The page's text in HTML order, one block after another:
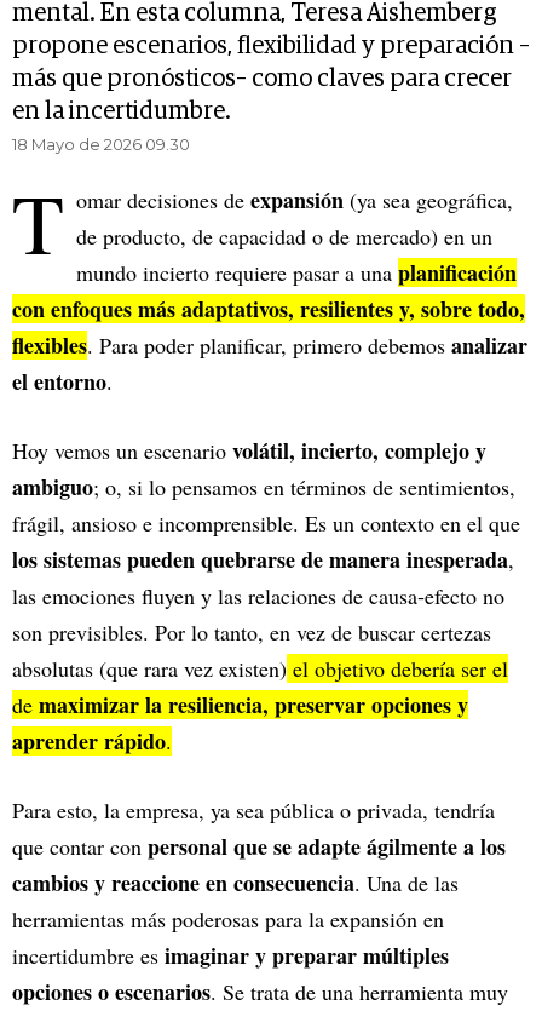
mental. En esta columna, Teresa Aishemberg
propone escenarios, flexibilidad y preparación –
más que pronósticos– como claves para crecer
en la incertidumbre.
18 Mayo de 2026 09.30
T omar decisiones de expansión (ya sea geográfica,
de producto, de capacidad o de mercado) en un
mundo incierto requiere pasar a una planificación
con enfoques más adaptativos, resilientes y, sobre todo,
flexibles. Para poder planificar, primero debemos analizar
el entorno.
Hoy vemos un escenario volátil, incierto, complejo y
ambiguo; o, si lo pensamos en términos de sentimientos,
frágil, ansioso e incomprensible. Es un contexto en el que
los sistemas pueden quebrarse de manera inesperada,
las emociones fluyen y las relaciones de causa‑efecto no
son previsibles. Por lo tanto, en vez de buscar certezas
absolutas (que rara vez existen) el objetivo debería ser el
de maximizar la resiliencia, preservar opciones y
aprender rápido.
Para esto, la empresa, ya sea pública o privada, tendría
que contar con personal que se adapte ágilmente a los
cambios y reaccione en consecuencia. Una de las
herramientas más poderosas para la expansión en
incertidumbre es imaginar y preparar múltiples
opciones o escenarios. Se trata de una herramienta muy